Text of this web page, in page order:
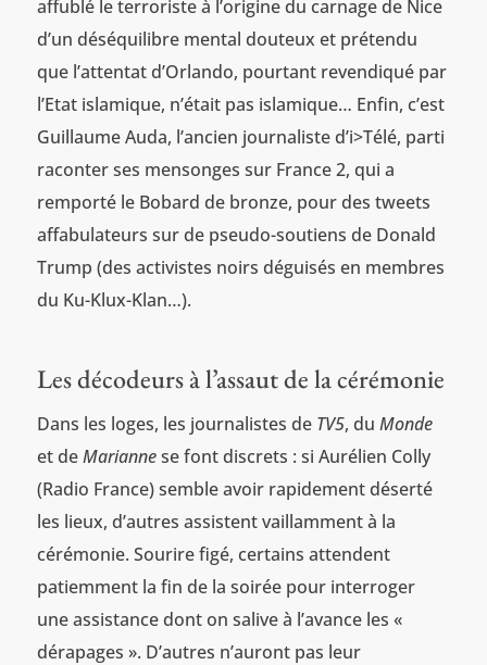
affublé le terroriste à l’origine du carnage de Nice
d’un déséquilibre mental douteux et prétendu
que l’attentat d’Orlando, pourtant revendiqué par
l’Etat islamique, n’était pas islamique… Enfin, c’est
Guillaume Auda, l’ancien journaliste d’i>Télé, parti
raconter ses mensonges sur France 2, qui a
remporté le Bobard de bronze, pour des tweets
affabulateurs sur de pseudo-soutiens de Donald
Trump (des activistes noirs déguisés en membres
du Ku-Klux-Klan…).
Les décodeurs à l’assaut de la cérémonie
Dans les loges, les journalistes de TV5, du Monde
et deMariannese font discrets : si Aurélien Colly
(Radio France) semble avoir rapidement déserté
les lieux, d’autres assistent vaillamment à la
cérémonie. Sourire figé, certains attendent
patiemment la fin de la soirée pour interroger
une assistance dont on salive à l’avance les «
dérapages ». D’autres n’auront pas leur